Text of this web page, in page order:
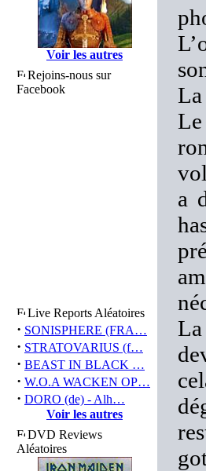
Voir les autres
Rejoins-nous sur
Facebook
Live Reports Aléatoires
· SONISPHERE (FRA…
· STRATOVARIUS (f…
· BEAST IN BLACK …
· W.O.A WACKEN OP…
· DORO (de) - Alh…
Voir les autres
DVD Reviews
Aléatoires
a